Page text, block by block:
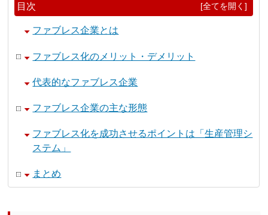
目次 [全てを開く]
ファブレス企業とは
ファブレス化のメリット・デメリット
代表的なファブレス企業
ファブレス企業の主な形態
ファブレス化を成功させるポイントは「生産管理シ
ステム」
まとめ